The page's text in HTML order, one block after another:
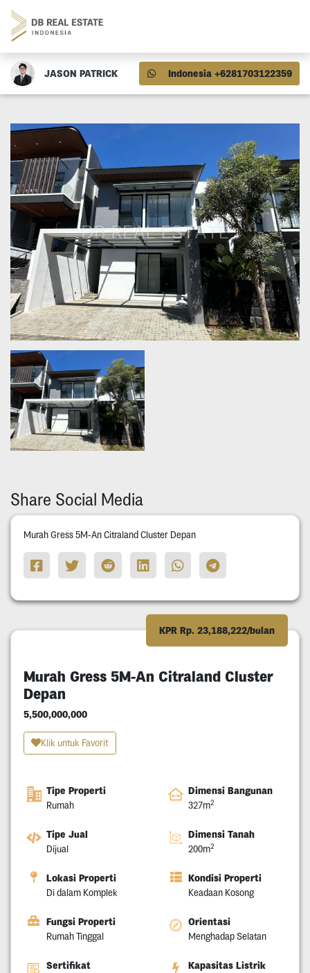
JASON PATRICK Indonesia +6281703122359
Share Social Media
Murah Gress 5M-An Citraland Cluster Depan
KPR Rp. 23,188,222/bulan
Murah Gress 5M-An Citraland Cluster
Depan
5,500,000,000
Klik untuk Favorit
Tipe Properti
Rumah
Dimensi Bangunan
327m2
Tipe Jual
Dijual
Dimensi Tanah
200m2
Lokasi Properti
Di dalam Komplek
Kondisi Properti
Keadaan Kosong
Fungsi Properti
Rumah Tinggal
Orientasi
Menghadap Selatan
Sertifikat Kapasitas Listrik